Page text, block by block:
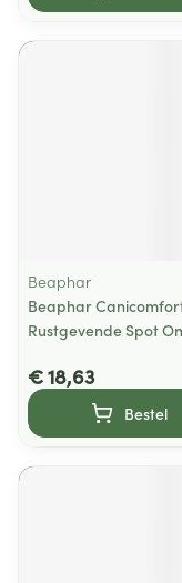
Beaphar
Beaphar
Rustgevende Spot
€ 18,63
Bestel